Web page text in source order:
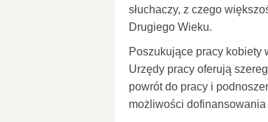
słuchaczy, z czego
Drugiego Wieku.
Poszukujące pracy kobiety
Urzędy pracy oferują
powrót do pracy i
możliwości